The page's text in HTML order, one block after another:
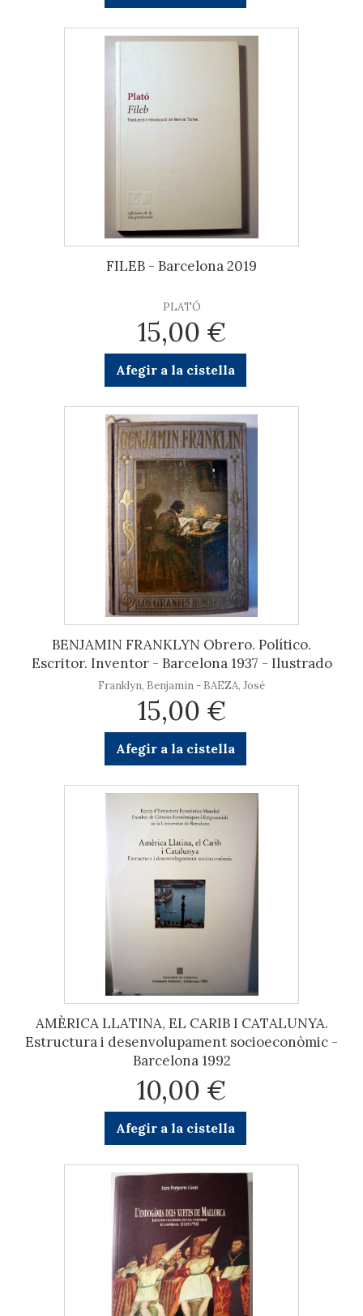
FILEB - Barcelona 2019
PLATÓ
15,00 €
Afegir a la cistella
BENJAMIN FRANKLYN Obrero. Político.
Escritor. Inventor - Barcelona 1937 - Ilustrado
Franklyn, Benjamin - BAEZA, José
15,00 €
Afegir a la cistella
AMÈRICA LLATINA, EL CARIB I CATALUNYA.
Estructura i desenvolupament socioeconòmic -
Barcelona 1992
10,00 €
Afegir a la cistella